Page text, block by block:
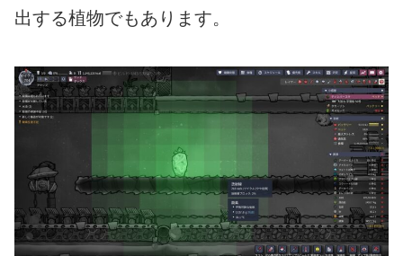
出する植物でもあります。